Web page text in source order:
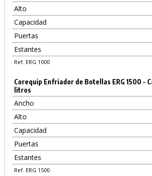
Alto
Capacidad
Puertas
Estantes
Ref. ERG 1000
Corequip Enfriador de Botellas ERG 1500 -
litros
Ancho
Alto
Capacidad
Puertas
Estantes
Ref. ERG 1500